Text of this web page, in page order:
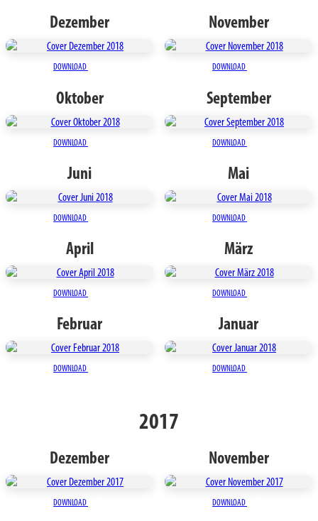
Dezember
DOWNLOAD
November
DOWNLOAD
Oktober
DOWNLOAD
September
DOWNLOAD
Juni
DOWNLOAD
Mai
DOWNLOAD
April
DOWNLOAD
März
DOWNLOAD
Februar
DOWNLOAD
Januar
DOWNLOAD
2017
Dezember
DOWNLOAD
November
DOWNLOAD